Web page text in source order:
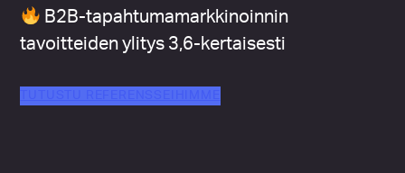
B2B-tapahtumamarkkinoinnin
tavoitteiden ylitys 3,6-kertaisesti